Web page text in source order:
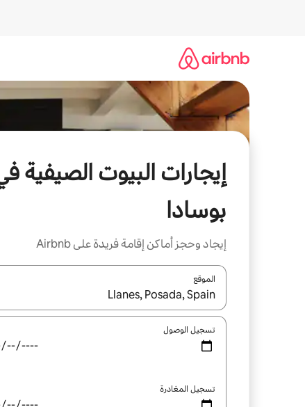
إيجارات البيوت الصيفية
بوسادا
إيجاد وحجز أماكن إقامة فريدة على Airbnb
الموقع
عند توفر النتائج، انتقل باستخدام السهمين لأعلى
تسجيل الوصول
تسجيل المغادرة